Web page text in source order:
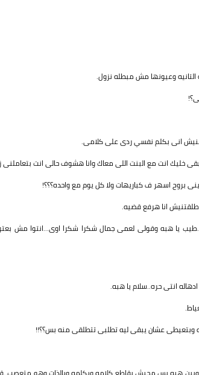
وعيونها مش مبطله نزول.
انى بكلم نفسي ردى على كلامى.
خليك انت مع البنت اللى معاك وانا هشوف حالى انت
بروح اسهر ف كباريهات ولا كل يوم مع واحده؟؟؟!
انا هرفع قضيه.
هبه وقولى لعمى جمال شكرا شكرا اوى...انتوا مش بعتونى
انتى حره..سلام يا هبه.
وبتعيطى عشان يبقى ليه تطلبى تتطلقى منه بس؟؟!!